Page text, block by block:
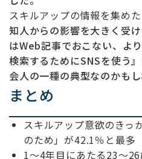
スキルアップの情報を集めた
知人からの影響を大きく受
はWeb記事でおこない、よ
検索するためにSNSを使う
会人の一種の典型なのかもし
まとめ
スキルアップ意欲のきっ
のため」が42.1％と最多
1〜4年目にあたる23〜